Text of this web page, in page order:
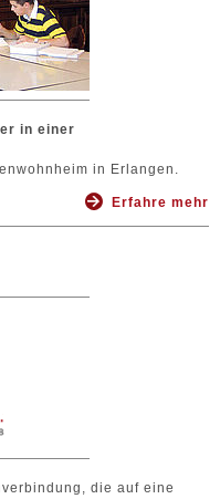
in einer
in Erlangen.
Erfahre mehr
die auf eine